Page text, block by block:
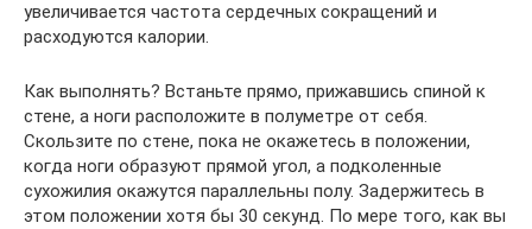
увеличивается частота сердечных сокращений и
расходуются калории.
Как выполнять? Встаньте прямо, прижавшись спиной к
стене, а ноги расположите в полуметре от себя.
Скользите по стене, пока не окажетесь в положении,
когда ноги образуют прямой угол, а подколенные
сухожилия окажутся параллельны полу. Задержитесь в
этом положении хотя бы 30 секунд. По мере того, как вы